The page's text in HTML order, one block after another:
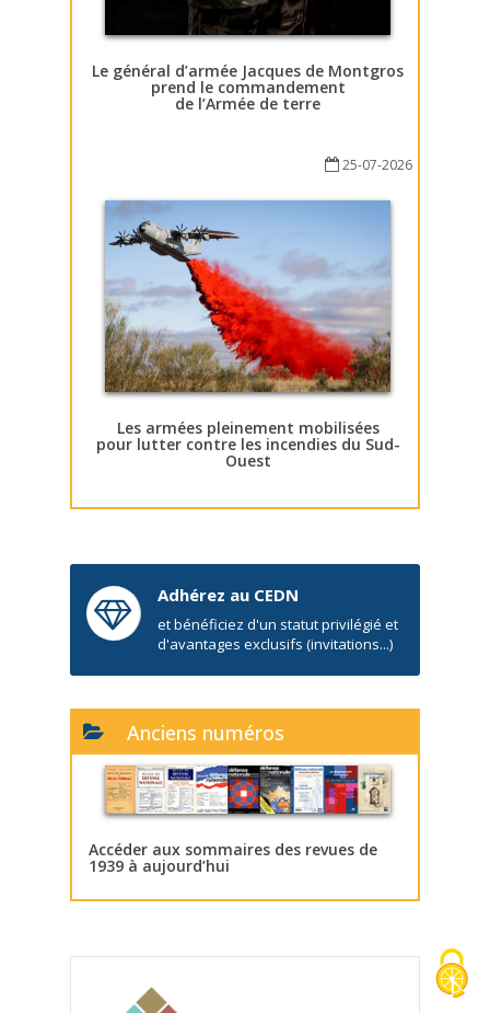
Le général d’armée Jacques de Montgros
prend le commandement
de l’Armée de terre
25-07-2026
Les armées pleinement mobilisées
pour lutter contre les incendies du Sud-
Ouest
Adhérez au CEDN
et bénéficiez d'un statut privilégié et
d'avantages exclusifs (invitations...)
Anciens numéros
Accéder aux sommaires des revues de
1939 à aujourd’hui